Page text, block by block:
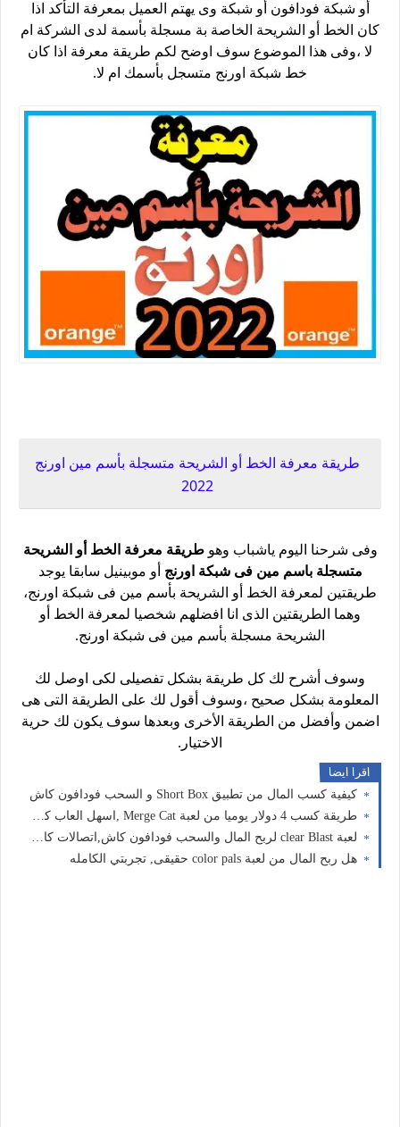
أو شبكة فودافون أو شبكة وى يهتم العميل بمعرفة التأكد اذا
كان الخط أو الشريحة الخاصة بة مسجلة بأسمة لدى الشركة ام
لا ،وفى هذا الموضوع سوف اوضح لكم طريقة معرفة اذا كان
خط شبكة اورنج متسجل بأسمك ام لا.
طريقة معرفة الخط أو الشريحة متسجلة بأسم مين اورنج
2022
وفى شرحنا اليوم ياشباب وهوطريقة معرفة الخط أو الشريحة
متسجلة باسم مين فى شبكة اورنج أو موبينيل سابقا يوجد
طريقتين لمعرفة الخط أو الشريحة بأسم مين فى شبكة اورنج،
وهما الطريقتين الذى انا افضلهم شخصيا لمعرفة الخط أو
الشريحة مسجلة بأسم مين فى شبكة اورنج.
وسوف أشرح لك كل طريقة بشكل تفصيلى لكى اوصل لك
المعلومة بشكل صحيح ،وسوف أقول لك على الطريقة التى هى
اضمن وأفضل من الطريقة الأخرى وبعدها سوف يكون لك حرية
الاختيار.
اقرا ايضا
كيفية كسب المال من تطبيق Short Box و السحب فودافون كاش
طريقة كسب 4 دولار يوميا من لعبة Merge Cat ,اسهل العاب كسب المال2026
لعبة clear Blast لربح المال والسحب فودافون كاش,اتصالات كاش ،اورنج كاش
هل ربح المال من لعبة color pals حقيقى, تجربتي الكامله